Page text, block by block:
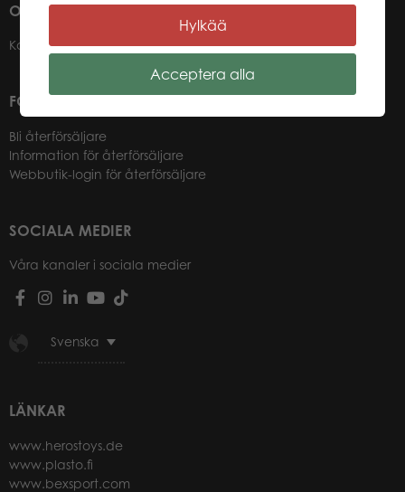
OM OSS
Kontakter
FÖR VÅRA ÅTERFÖRSÄLJARE
Bli återförsäljare
Information för återförsäljare
Webbutik-login för återförsäljare
SOCIALA MEDIER
Våra kanaler i sociala medier
Svenska
LÄNKAR
www.herostoys.de
www.plasto.fi
www.bexsport.com
Hylkää
Acceptera alla